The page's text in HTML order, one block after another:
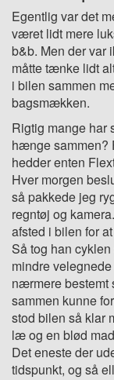
Egentlig var det
været lidt mere
b&b. Men der var
måtte tænke lidt
i bilen sammen
bagsmækken.
Rigtig mange har
hænge sammen?
hedder enten
Hver morgen
så pakkede jeg
regntøj og
afsted i bilen for
Så tog han
mindre
nærmere bestemt
sammen kunne
stod bilen så klar
læ og en blød
Det eneste der
tidspunkt, og så